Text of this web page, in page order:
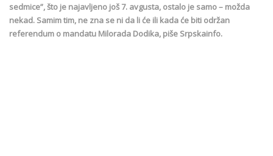
sedmice”, što je najavljeno još 7. avgusta, ostalo je samo – možda
nekad. Samim tim, ne zna se ni da li će ili kada će biti održan
referendum o mandatu Milorada Dodika, piše Srpskainfo.